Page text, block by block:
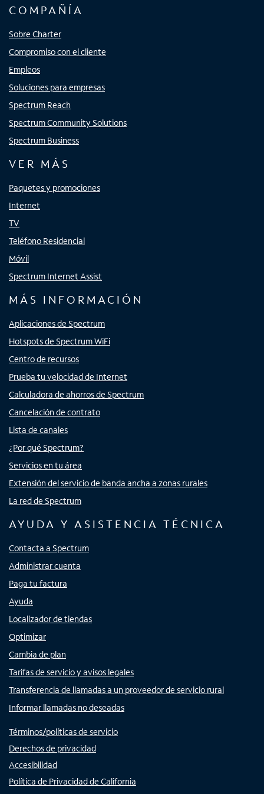
COMPAÑÍA
Sobre Charter
Compromiso con el cliente
Empleos
Soluciones para empresas
Spectrum Reach
Spectrum Community Solutions
Spectrum Business
VER MÁS
Paquetes y promociones
Internet
TV
Teléfono Residencial
Móvil
Spectrum Internet Assist
MÁS INFORMACIÓN
Aplicaciones de Spectrum
Hotspots de Spectrum WiFi
Centro de recursos
Prueba tu velocidad de Internet
Calculadora de ahorros de Spectrum
Cancelación de contrato
Lista de canales
¿Por qué Spectrum?
Servicios en tu área
Extensión del servicio de banda ancha a zonas rurales
La red de Spectrum
AYUDA Y ASISTENCIA TÉCNICA
Contacta a Spectrum
Administrar cuenta
Paga tu factura
Ayuda
Localizador de tiendas
Optimizar
Cambia de plan
Tarifas de servicio y avisos legales
Transferencia de llamadas a un proveedor de servicio rural
Informar llamadas no deseadas
Términos/políticas de servicio
Derechos de privacidad
Accesibilidad
Política de Privacidad de California